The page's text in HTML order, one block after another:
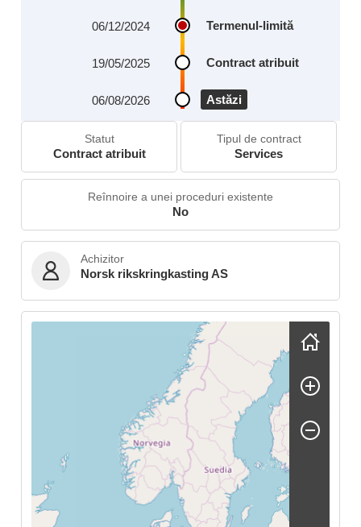
Termenul-limită
06/12/2024
Contract atribuit
19/05/2025
Astăzi
06/08/2026
Statut
Contract atribuit
Tipul de contract
Services
Reînnoire a unei proceduri existente
No
Achizitor
Norsk rikskringkasting AS
Skip map